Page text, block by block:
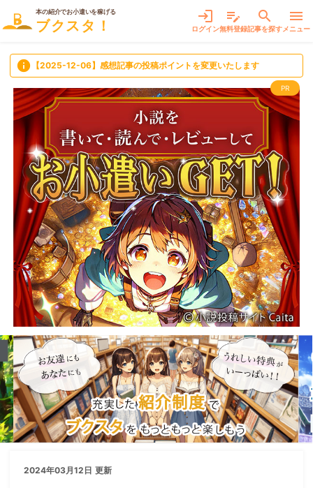
本の紹介でお小遣いを稼げる
ブクスタ！
login
ログイン
edit_note
無料登録
search
記事を探す
menu
メニュー
info 【2025-12-06】感想記事の投稿ポイントを変更いたします
PR
2024年03月12日 更新